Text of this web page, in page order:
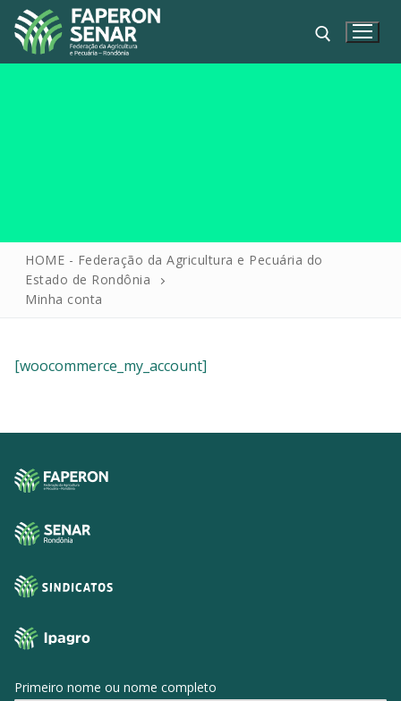
FAPERON
SISTEMAS
Chamados TI
Lgpd
HOME - Federação da Agricultura e Pecuária do
Estado de Rondônia
Minha conta
[woocommerce_my_account]
Primeiro nome ou nome completo